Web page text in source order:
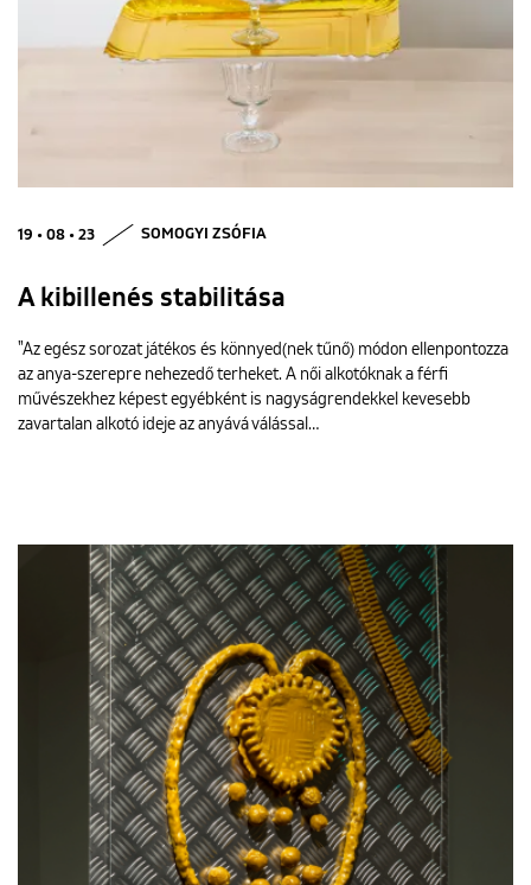
19 • 08 • 23 SOMOGYI ZSÓFIA
A kibillenés stabilitása
"Az egész sorozat játékos és könnyed(nek tűnő) módon ellenpontozza
az anya-szerepre nehezedő terheket. A női alkotóknak a férfi
művészekhez képest egyébként is nagyságrendekkel kevesebb
zavartalan alkotó ideje az anyává válással…